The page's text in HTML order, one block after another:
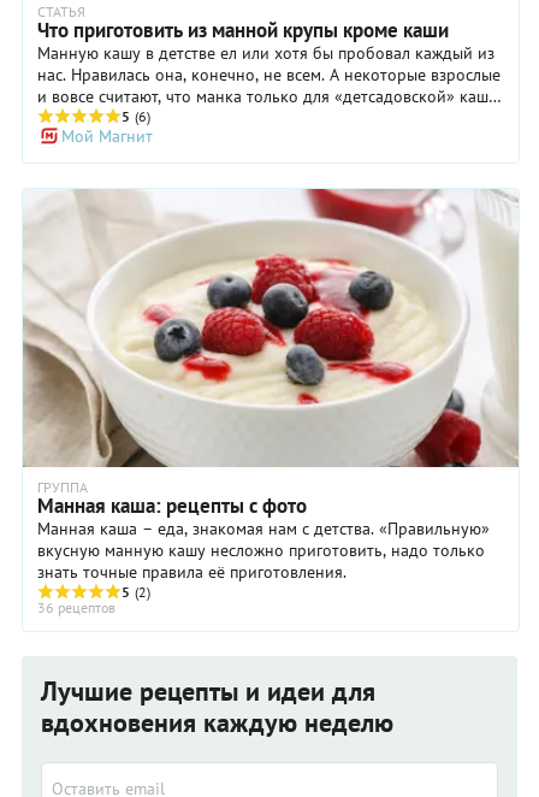
СТАТЬЯ
Что приготовить из манной крупы кроме каши
Манную кашу в детстве ел или хотя бы пробовал каждый из
нас. Нравилась она, конечно, не всем. А некоторые взрослые
и вовсе считают, что манка только для «детсадовской» каши
и годится. И зря! Ведь с этой крупой можно сделать много
других блюд, необычных и очень вкусных. Что приготовить
из манной крупы? Да что угодно — пудинги, запеканки,
манники, клецки, галушки, пироги и пирожки, кексы, оладьи,
халву, блинчики, печенье и суфле. И это речь идет только
про выпечку, десерты и мучные изделия. А еще манку
добавляют в супы и в фарш для котлет вместо муки. Мы
собрали рецепты, в которых манная крупа выступает если не
в роли главного ингредиента, то, по крайней мере, не
последнего. Выбирайте понравившееся блюдо с манной
крупой и готовьте с удовольствием.
5 (6)
Мой Магнит
ГРУППА
Манная каша: рецепты с фото
Манная каша – еда, знакомая нам с детства. «Правильную»
вкусную манную кашу несложно приготовить, надо только
знать точные правила её приготовления.
5 (2)
36 рецептов
Лучшие рецепты и идеи для
вдохновения каждую неделю